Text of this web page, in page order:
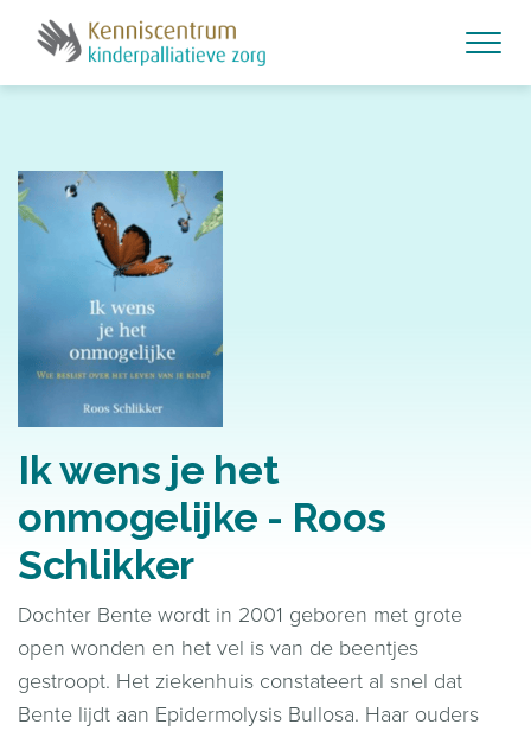
Skip to main content
Ik wens je het
onmogelijke - Roos
Schlikker
Dochter Bente wordt in 2001 geboren met grote
open wonden en het vel is van de beentjes
gestroopt. Het ziekenhuis constateert al snel dat
Bente lijdt aan Epidermolysis Bullosa. Haar ouders